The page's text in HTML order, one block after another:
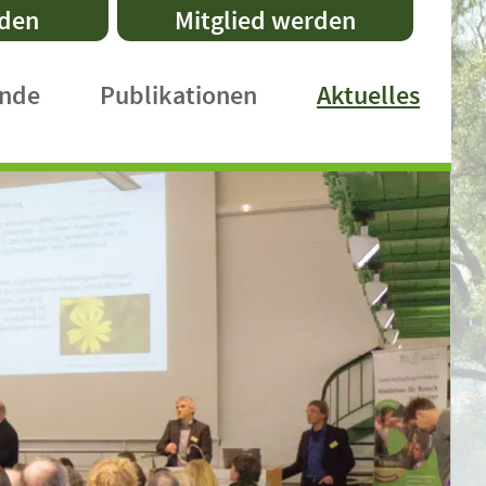
Mitglied werden
Publikationen
DVL-Schriftenreihe
Fachpublikationen
Praxishefte
International Publications
DVL-Rundbrief
Aktuelles